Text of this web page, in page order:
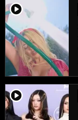
player2
player2